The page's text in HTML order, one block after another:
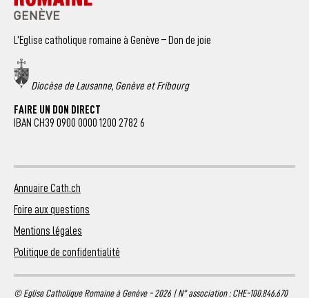
L’Eglise catholique romaine à Genève – Don de joie
Diocèse de Lausanne, Genève et Fribourg
FAIRE UN DON DIRECT
IBAN CH39 0900 0000 1200 2782 6
Annuaire Cath.ch
Foire aux questions
Mentions légales
Politique de confidentialité
© Eglise Catholique Romaine à Genève - 2026 | N° association : CHE-100.846.670